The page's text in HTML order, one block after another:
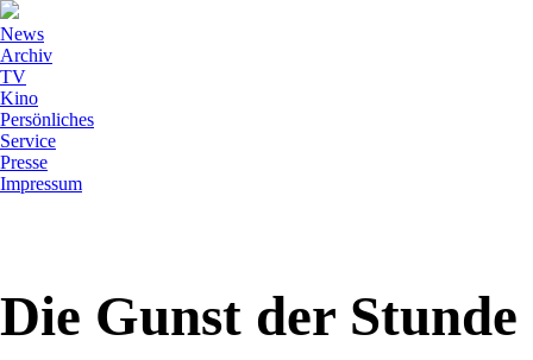
News
Archiv
TV
Kino
Persönliches
Service
Presse
Impressum
Die Gunst der Stunde